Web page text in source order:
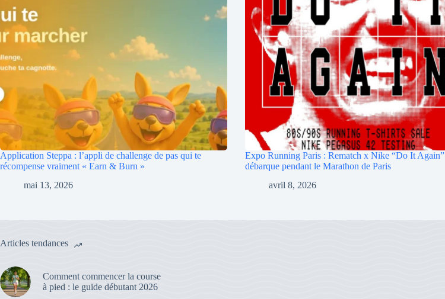
Application Steppa : l’appli de challenge de pas qui te
récompense vraiment « Earn & Burn »
mai 13, 2026
Expo Running Paris : Rematch x Nike “Do It Again”
débarque pendant le Marathon de Paris
avril 8, 2026
Articles tendances
Comment commencer la course
à pied : le guide débutant 2026